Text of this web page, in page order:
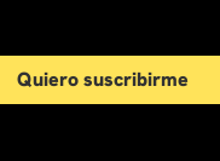
Quiero suscribirme